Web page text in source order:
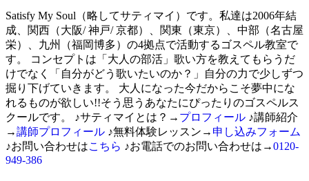
Satisfy My Soul（略してサティマイ）です。私達は2006年結
成、関西（大阪/ 神戸/ 京都）、関東（東京）、中部（名古屋
栄）、九州（福岡博多）の4拠点で活動するゴスペル教室で
す。 コンセプトは「大人の部活」歌い方を教えてもらうだ
けでなく「自分がどう歌いたいのか？」自分の力で少しずつ
掘り下げていきます。 大人になった今だからこそ夢中にな
れるものが欲しい!!そう思うあなたにぴったりのゴスペルス
クールです。 ♪サティマイとは？→ プロフィール ♪講師紹介
→講師プロフィール ♪無料体験レッスン→ 申し込みフォーム
♪お問い合わせはこちら ♪お電話でのお問い合わせは→0120-
949-386